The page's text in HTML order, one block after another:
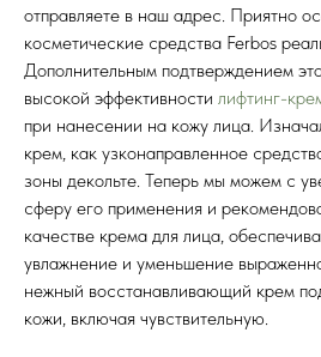
отправляете в наш адрес. Приятно
косметические средства Ferbos
Дополнительным подтверждением
высокой эффективности лифтинг-
при нанесении на кожу лица.
крем, как узконаправленное
зоны декольте. Теперь мы можем с
сферу его применения и
качестве крема для лица,
увлажнение и уменьшение
нежный восстанавливающий крем
кожи, включая чувствительную.